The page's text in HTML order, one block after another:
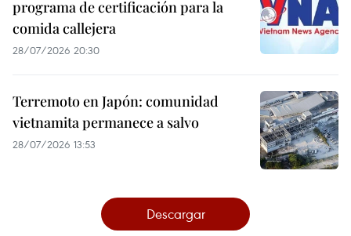
programa de certificación para la
comida callejera
28/07/2026 20:30
Terremoto en Japón: comunidad
vietnamita permanece a salvo
28/07/2026 13:53
Descargar